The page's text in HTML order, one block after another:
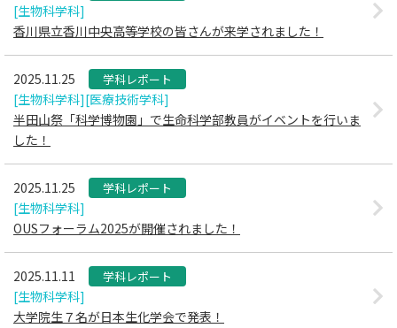
[生物科学科]
香川県立香川中央高等学校の皆さんが来学されました！
2025.11.25 学科レポート
[生物科学科][医療技術学科]
半田山祭「科学博物園」で生命科学部教員がイベントを行いま
した！
2025.11.25 学科レポート
[生物科学科]
OUSフォーラム2025が開催されました！
2025.11.11 学科レポート
[生物科学科]
大学院生７名が日本生化学会で発表！